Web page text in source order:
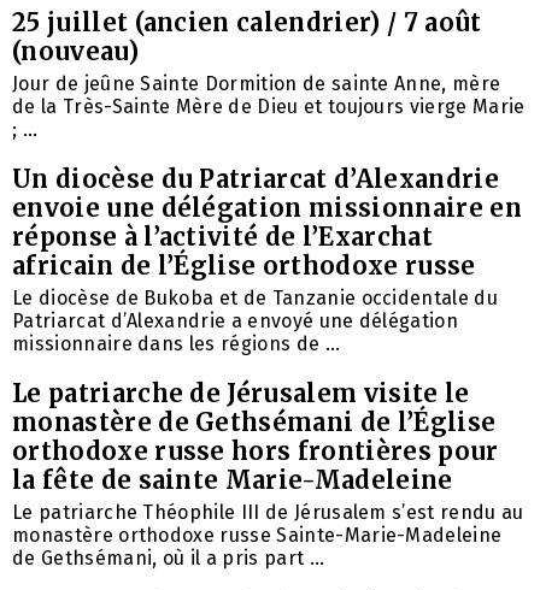
25 juillet (ancien calendrier) / 7 août
(nouveau)
Jour de jeûne Sainte Dormition de sainte Anne, mère
de la Très-Sainte Mère de Dieu et toujours vierge Marie
; ...
Un diocèse du Patriarcat d’Alexandrie
envoie une délégation missionnaire en
réponse à l’activité de l’Exarchat
africain de l’Église orthodoxe russe
Le diocèse de Bukoba et de Tanzanie occidentale du
Patriarcat d’Alexandrie a envoyé une délégation
missionnaire dans les régions de ...
Le patriarche de Jérusalem visite le
monastère de Gethsémani de l’Église
orthodoxe russe hors frontières pour
la fête de sainte Marie-Madeleine
Le patriarche Théophile III de Jérusalem s’est rendu au
monastère orthodoxe russe Sainte-Marie-Madeleine
de Gethsémani, où il a pris part ...